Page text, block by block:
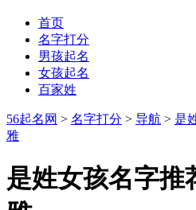
首页
名字打分
男孩起名
女孩起名
百家姓
56起名网 > 名字打分 > 导航 > 是
雅
是姓女孩名字推